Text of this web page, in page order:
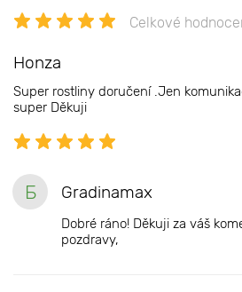
Celkové
Honza
Super rostliny doručení .Jen
super Děkuji
Б Gradinamax
Dobré ráno! Děkuji za váš
pozdravy,